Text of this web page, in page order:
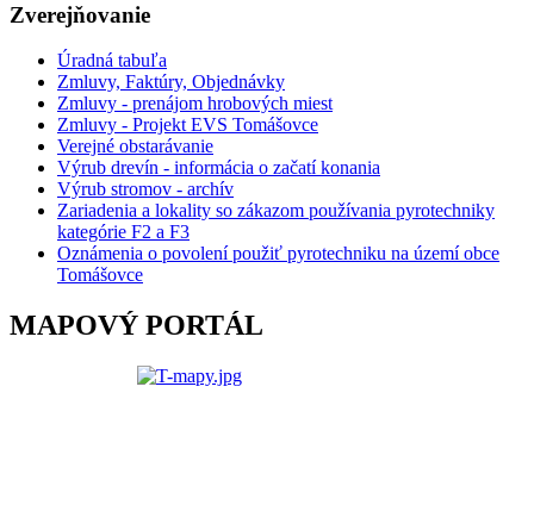
Zverejňovanie
Úradná tabuľa
Zmluvy, Faktúry, Objednávky
Zmluvy - prenájom hrobových miest
Zmluvy - Projekt EVS Tomášovce
Verejné obstarávanie
Výrub drevín - informácia o začatí konania
Výrub stromov - archív
Zariadenia a lokality so zákazom používania pyrotechniky
kategórie F2 a F3
Oznámenia o povolení použiť pyrotechniku na území obce
Tomášovce
MAPOVÝ PORTÁL